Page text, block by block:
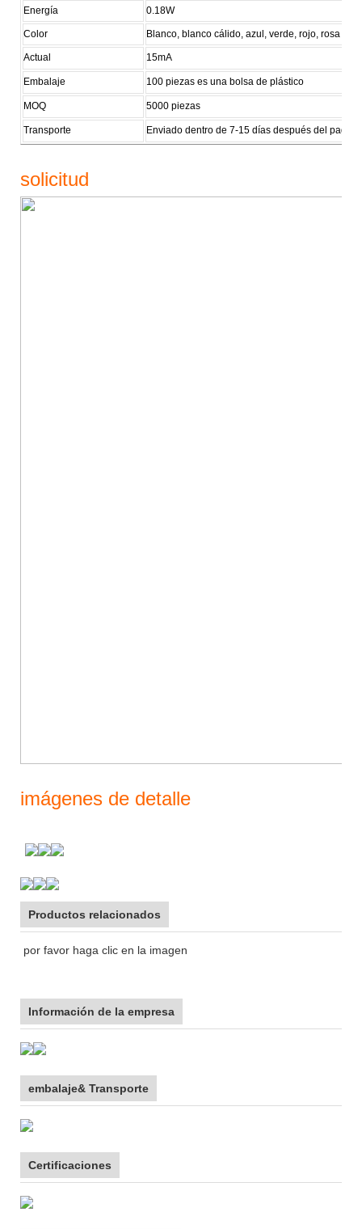
Energía 0.18W
Color Blanco, blanco cálido, azul, verde, rojo, rosa
Actual 15mA
Embalaje 100 piezas es una bolsa de plástico
MOQ 5000 piezas
Transporte Enviado dentro de 7-15 días después del pago
solicitud
imágenes de detalle
Productos relacionados
por favor haga clic en la imagen
Información de la empresa
embalaje& Transporte
Certificaciones